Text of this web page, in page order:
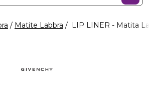
Matite Labbra LIP LINER - Matita